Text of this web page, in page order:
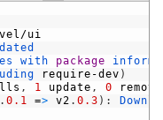
/ui
with package
require -dev )
, 1 update , 0
. 0.1 => v2 . 0.3 ) :